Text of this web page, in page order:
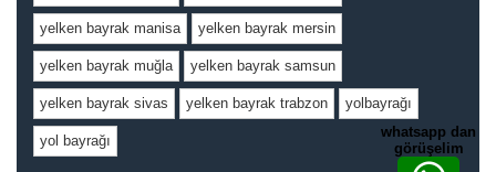
whatsapp dan
görüşelim
yelken bayrak manisa yelken bayrak mersin
yelken bayrak muğla yelken bayrak samsun
yelken bayrak sivas yelken bayrak trabzon yolbayrağı
yol bayrağı